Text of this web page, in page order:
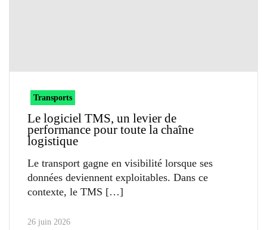
Transports
Le logiciel TMS, un levier de
performance pour toute la chaîne
logistique
Le transport gagne en visibilité lorsque ses
données deviennent exploitables. Dans ce
contexte, le TMS
26 juin 2026